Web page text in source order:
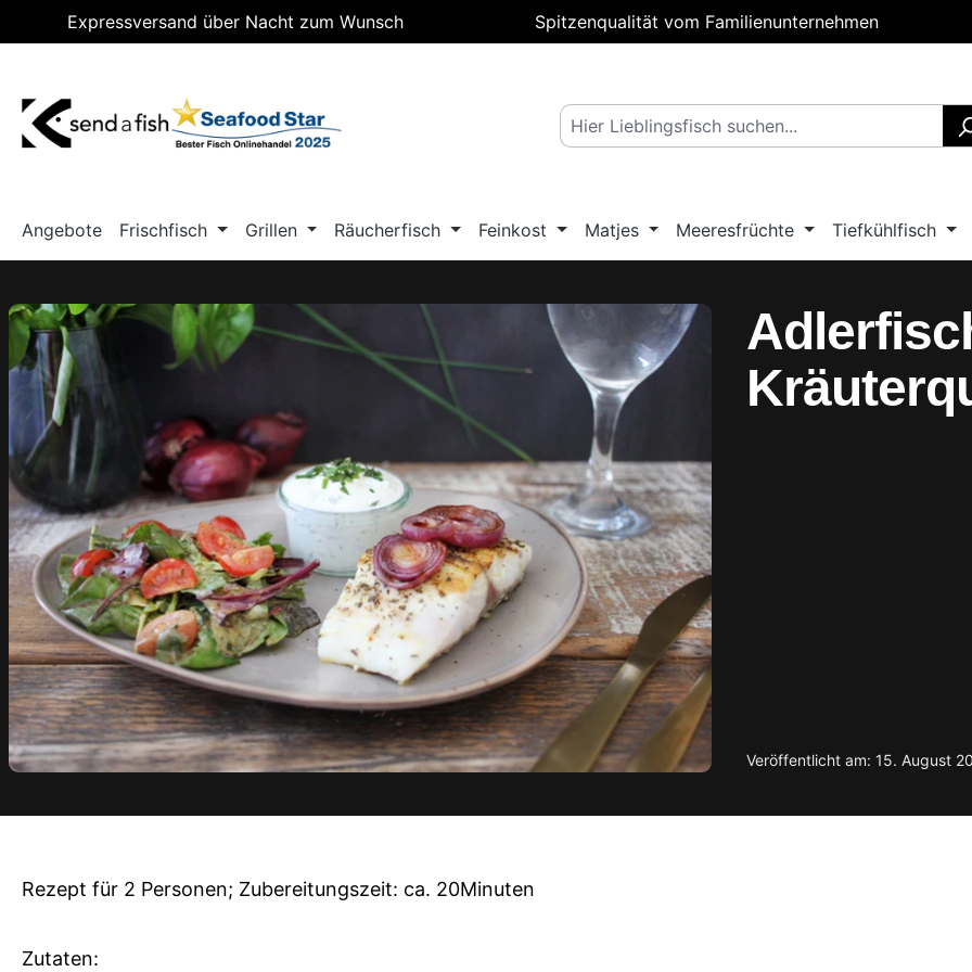
Hauptinhalt springen
Zur Suche springen
Zur Hauptnavigation springen
Expressversand über Nacht zum Wunsch
Spitzenqualität vom Familienunternehmen
Angebote Frischfisch Grillen Räucherfisch Feinkost Matjes Meeresfrüchte Tiefkühlfisch
Veröffentlicht am: 15. August
Rezept für 2 Personen; Zubereitungszeit: ca. 20Minuten
Zutaten: